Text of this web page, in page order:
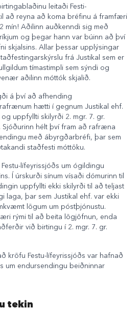
leitaði Festi-
að reyna að koma bréfinu á framfæri
mín! Aðilinn auðkenndi sig með
og þegar hann var búinn að því
skjalsins. Allar þessar upplýsingar
frá Justikal sem er
tímastimpli sem sýndi og
aðilinn móttók skjalið.
á því að afhending
hætti í gegnum Justikal ehf.
uppfyllti skilyrði 2. mgr. 7. gr.
Sjóðurinn hélt því fram að rafræna
með ábyrgðarbréfi, þar sem
staðfesti móttöku.
lífeyrissjóðs um ógildingu
Í úrskurði sínum vísaði dómurinn til
uppfyllti ekki skilyrði til að teljast
laga, þar sem Justikal ehf. var ekki
lögum um póstþjónustu.
rými til að beita lögjöfnun, enda
við birtingu í 2. mgr. 7. gr.
kröfu Festu-lífeyrissjóðs var hafnað
um endursendingu beiðninnar
tekin